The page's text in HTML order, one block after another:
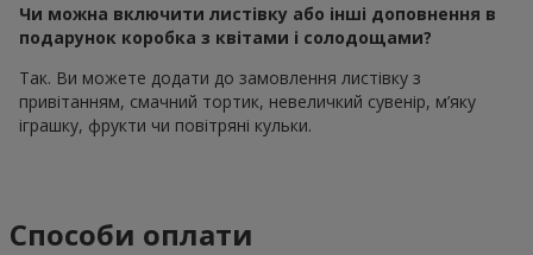
Чи можна включити листівку або інші доповнення в
подарунок коробка з квітами і солодощами?
Так. Ви можете додати до замовлення листівку з
привітанням, смачний тортик, невеличкий сувенір, м’яку
іграшку, фрукти чи повітряні кульки.
Способи оплати